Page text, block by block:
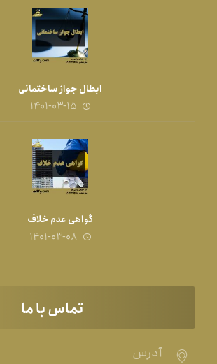
ابطال جواز ساختمانی
۱۴۰۱-۰۳-۱۵
گواهی عدم خلاف
۱۴۰۱-۰۳-۰۸
تماس با ما
آدرس